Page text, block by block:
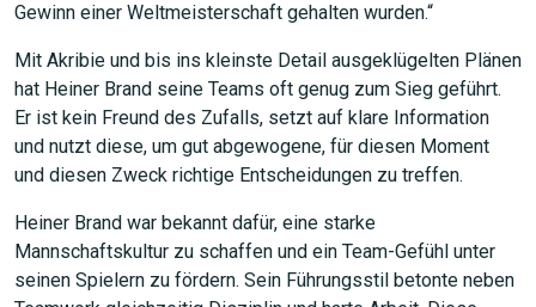
Gewinn einer Weltmeisterschaft gehalten wurden.“
Mit Akribie und bis ins kleinste Detail ausgeklügelten Plänen
hat Heiner Brand seine Teams oft genug zum Sieg geführt.
Er ist kein Freund des Zufalls, setzt auf klare Information
und nutzt diese, um gut abgewogene, für diesen Moment
und diesen Zweck richtige Entscheidungen zu treffen.
Heiner Brand war bekannt dafür, eine starke
Mannschaftskultur zu schaffen und ein Team-Gefühl unter
seinen Spielern zu fördern. Sein Führungsstil betonte neben